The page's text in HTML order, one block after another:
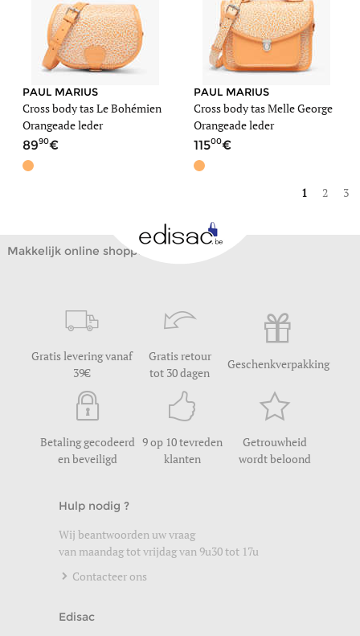
PAUL MARIUS
Cross body tas Le Bohémien
Orangeade leder
8990
PAUL MARIUS
Cross body tas Melle George
Orangeade leder
11500
1 2 3
Makkelijk online shoppen
Gratis levering vanaf
39
Gratis retour
tot 30 dagen
Geschenkverpakking
Betaling gecodeerd
en beveiligd
9 op 10 tevreden
klanten
Getrouwheid
wordt beloond
Hulp nodig ?
Wij beantwoorden uw vraag
van maandag tot vrijdag van 9u30 tot 17u
Contacteer ons
Edisac